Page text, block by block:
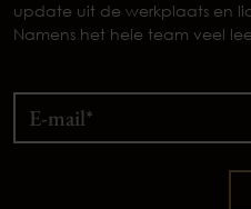
update uit de werkplaats en
Namens het hele team veel